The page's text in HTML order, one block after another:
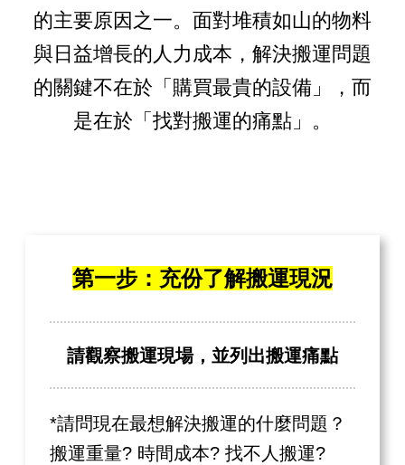
的主要原因之一。 面對堆積如山的物料
與日益增長的人力成本，解決搬運問題
的關鍵不在於「購買最貴的設備」，而
是在於「找對搬運的痛點」。
第一步：充份了解搬運現況
請觀察搬運現場，並列出搬運痛點
*請問現在最想解決搬運的什麼問題？
搬運重量? 時間成本? 找不人搬運?